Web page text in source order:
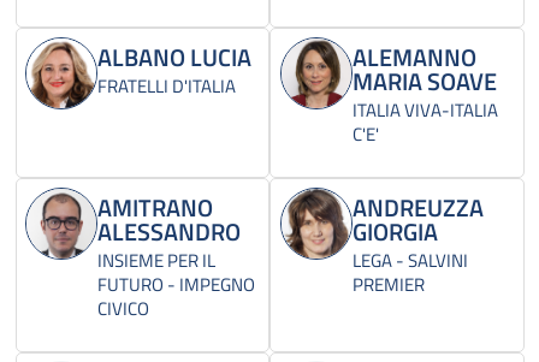
ALBANO LUCIA
FRATELLI D'ITALIA
ALEMANNO
MARIA SOAVE
ITALIA VIVA-ITALIA
C'E'
AMITRANO
ALESSANDRO
INSIEME PER IL
FUTURO - IMPEGNO
CIVICO
ANDREUZZA
GIORGIA
LEGA - SALVINI
PREMIER